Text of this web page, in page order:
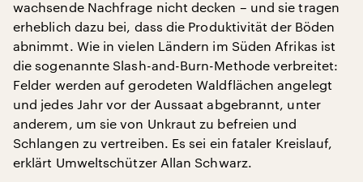
wachsende Nachfrage nicht decken – und sie tragen
erheblich dazu bei, dass die Produktivität der Böden
abnimmt. Wie in vielen Ländern im Süden Afrikas ist
die sogenannte Slash-and-Burn-Methode verbreitet:
Felder werden auf gerodeten Waldflächen angelegt
und jedes Jahr vor der Aussaat abgebrannt, unter
anderem, um sie von Unkraut zu befreien und
Schlangen zu vertreiben. Es sei ein fataler Kreislauf,
erklärt Umweltschützer Allan Schwarz.